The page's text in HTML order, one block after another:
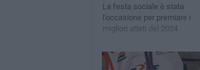
La festa sociale è stata
l'occasione per premiare i
migliori atleti del 2024